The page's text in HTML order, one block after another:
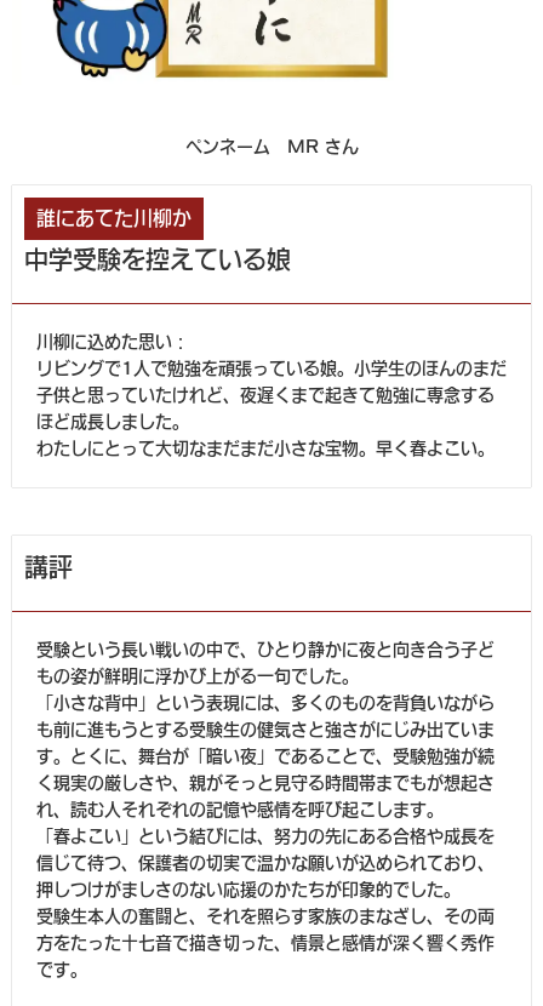
ペンネーム MR さん
誰にあてた川柳か
中学受験を控えている娘
川柳に込めた思い：
リビングで1人で勉強を頑張っている娘。小学生のほんのまだ
子供と思っていたけれど、夜遅くまで起きて勉強に専念する
ほど成長しました。
わたしにとって大切なまだまだ小さな宝物。早く春よこい。
講評
受験という長い戦いの中で、ひとり静かに夜と向き合う子ど
もの姿が鮮明に浮かび上がる一句でした。
「小さな背中」という表現には、多くのものを背負いながら
も前に進もうとする受験生の健気さと強さがにじみ出ていま
す。とくに、舞台が「暗い夜」であることで、受験勉強が続
く現実の厳しさや、親がそっと見守る時間帯までもが想起さ
れ、読む人それぞれの記憶や感情を呼び起こします。
「春よこい」という結びには、努力の先にある合格や成長を
信じて待つ、保護者の切実で温かな願いが込められており、
押しつけがましさのない応援のかたちが印象的でした。
受験生本人の奮闘と、それを照らす家族のまなざし、その両
方をたった十七音で描き切った、情景と感情が深く響く秀作
です。